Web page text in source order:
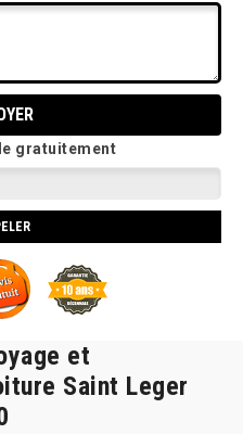
gratuitement
et
Saint Leger